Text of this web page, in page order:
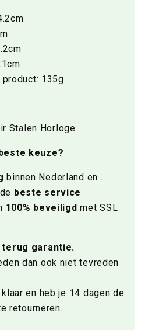
135g
Stalen Horloge
keuze?
binnen Nederland en .
beste service
100% beveiligd met SSL
garantie.
dan ook niet tevreden
en heb je 14 dagen de
retourneren.